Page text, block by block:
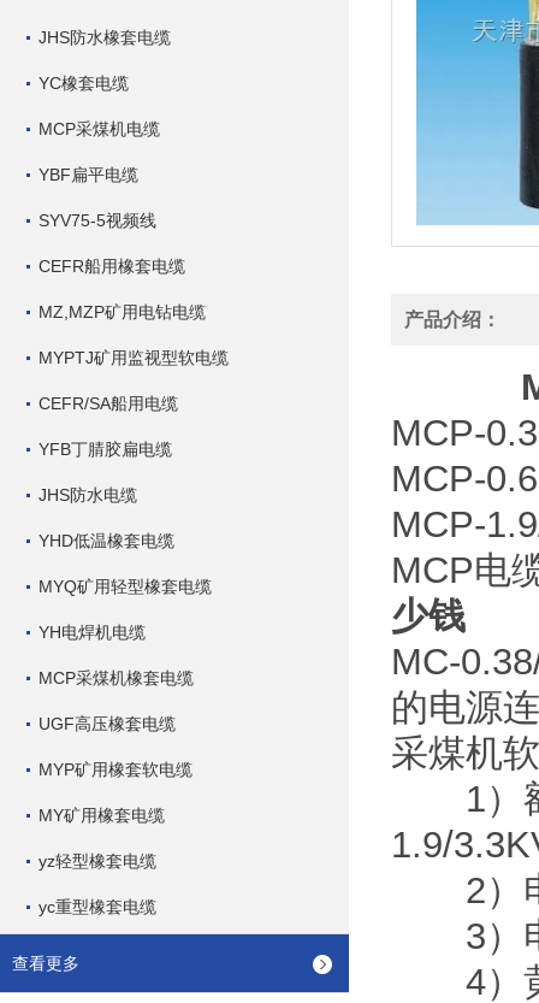
JHS防水橡套电缆
YC橡套电缆
MCP采煤机电缆
YBF扁平电缆
SYV75-5视频线
CEFR船用橡套电缆
MZ,MZP矿用电钻电缆
MYPTJ矿用监视型软电缆
CEFR/SA船用电缆
YFB丁腈胶扁电缆
JHS防水电缆
YHD低温橡套电缆
MYQ矿用轻型橡套电缆
YH电焊机电缆
MCP采煤机橡套电缆
UGF高压橡套电缆
MYP矿用橡套软电缆
MY矿用橡套电缆
yz轻型橡套电缆
yc重型橡套电缆
查看更多
产品介绍：
MCP-
MCP-
MCP-
MCP电
少钱
MC-
的电源
采煤机
1）额
1.9/
2）电
3）电
4）黄